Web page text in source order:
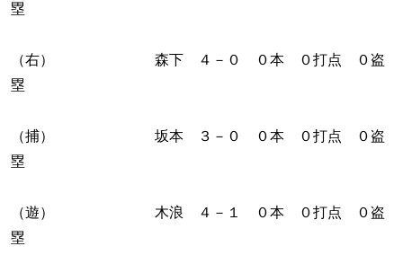
塁
（右） 森下 ４－０ ０本 ０打点 ０盗
塁
（捕） 坂本 ３－０ ０本 ０打点 ０盗
塁
（遊） 木浪 ４－１ ０本 ０打点 ０盗
塁